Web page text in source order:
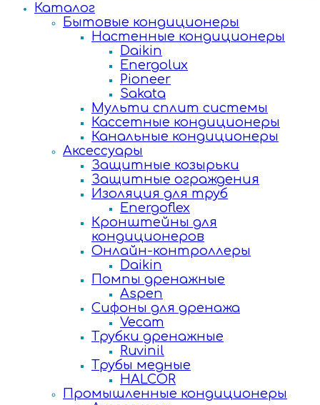
Каталог
Бытовые кондиционеры
Настенные кондиционеры
Daikin
Energolux
Pioneer
Sakata
Мульти сплит системы
Кассетные кондиционеры
Канальные кондиционеры
Аксессуары
Защитные козырьки
Защитные ограждения
Изоляция для труб
Energoflex
Кронштейны для
кондиционеров
Онлайн-контроллеры
Daikin
Помпы дренажные
Aspen
Сифоны для дренажа
Vecam
Трубки дренажные
Ruvinil
Трубы медные
HALCOR
Промышленные кондиционеры